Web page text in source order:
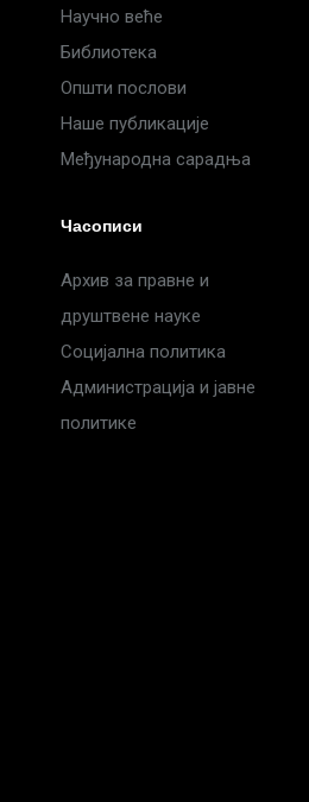
Научно веће
Библиотека
Општи послови
Наше публикације
Међународна сарадња
Часописи
Архив за правне и
друштвене науке
Социјална политика
Администрација и јавне
политике